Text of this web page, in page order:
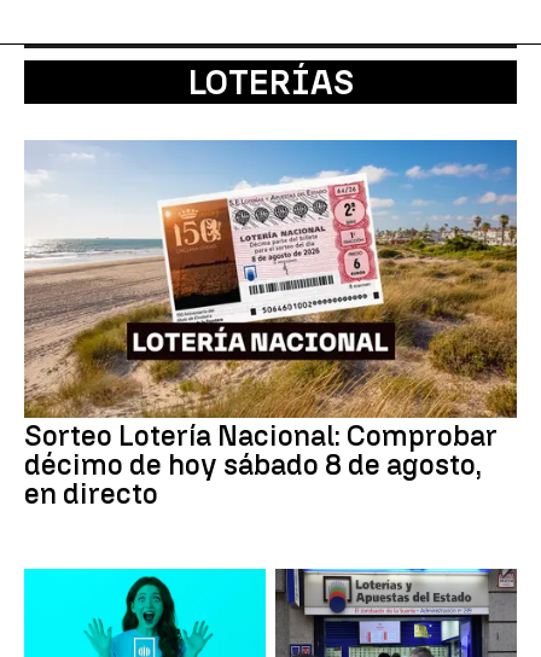
LOTERÍAS
Sorteo Lotería Nacional: Comprobar
décimo de hoy sábado 8 de agosto,
en directo